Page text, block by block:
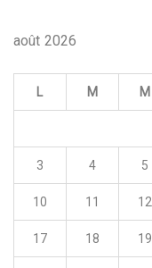
août 2026
L M M
3 4 5
10 11 12
17 18 19